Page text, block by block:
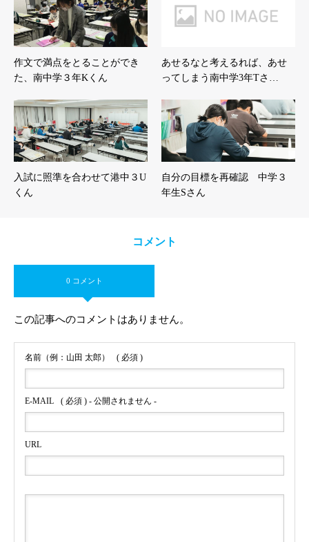
作文で満点をとることができ
た、南中学３年Kくん
あせるなと考えるれば、あせ
ってしまう南中学3年Tさ…
入試に照準を合わせて港中３U
くん
自分の目標を再確認 中学３
年生Sさん
コメント
0 コメント
この記事へのコメントはありません。
名前（例：山田 太郎） ( 必須 )
E-MAIL ( 必須 ) - 公開されません -
URL